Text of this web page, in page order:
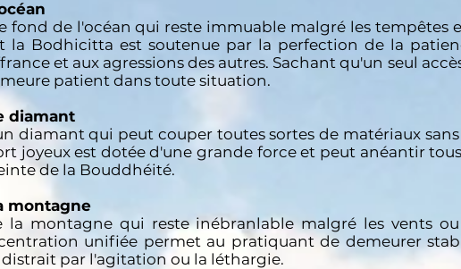
fond de l'océan qui reste immuable malgré les tempêtes
la Bodhicitta est soutenue par la perfection de la
et aux agressions des autres. Sachant qu'un seul
patient dans toute situation.
diamant
diamant qui peut couper toutes sortes de matériaux
joyeux est dotée d'une grande force et peut anéantir
de la Bouddhéité.
montagne
la montagne qui reste inébranlable malgré les vents
unifiée permet au pratiquant de demeurer
par l'agitation ou la léthargie.